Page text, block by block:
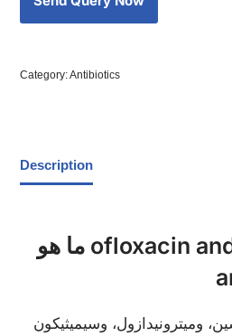
Category:Antibiotics
Description
ما هو ofloxacin and metronidazole
وميترونيدازول، وسيميثيكون